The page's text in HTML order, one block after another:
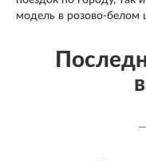
модель в розово-белом